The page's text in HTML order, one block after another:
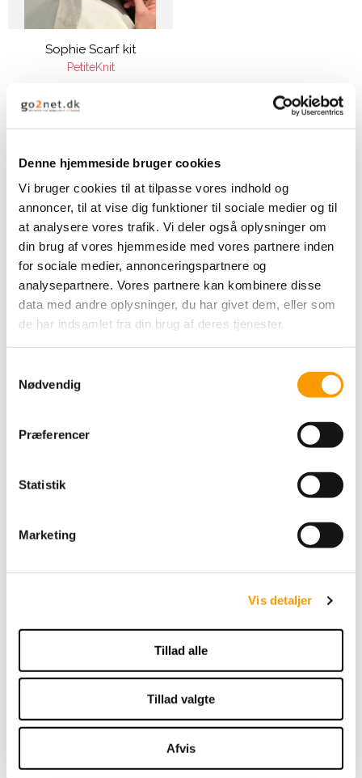
Denne hjemmeside bruger cookies
Vi bruger cookies til at tilpasse vores indhold og
annoncer, til at vise dig funktioner til sociale medier og til
at analysere vores trafik. Vi deler også oplysninger om
din brug af vores hjemmeside med vores partnere inden
for sociale medier, annonceringspartnere og
analysepartnere. Vores partnere kan kombinere disse
data med andre oplysninger, du har givet dem, eller som
de har indsamlet fra din brug af deres tjenester.
Nødvendig
Præferencer
Statistik
Marketing
Vis detaljer
Tillad alle
Tillad valgte
Afvis
Sophie Scarf kit
PetiteKnit
Sophie Shawl Kit
VIS PRODUKT
Strikkekit t-shirt med